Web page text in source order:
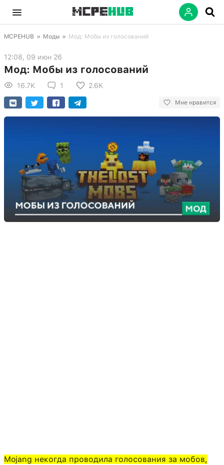
MCPEHUB » Моды » Мод: Мобы из голосований
12:08, 09 июн 26
Мод: Мобы из голосований
16.7K 1 2.6K
Мне нравится
Mojang некогда проводила голосования за мобов,